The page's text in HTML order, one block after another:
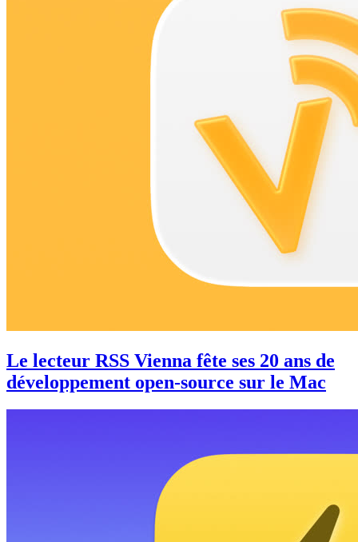
Le lecteur RSS Vienna fête ses 20 ans de
développement open-source sur le Mac